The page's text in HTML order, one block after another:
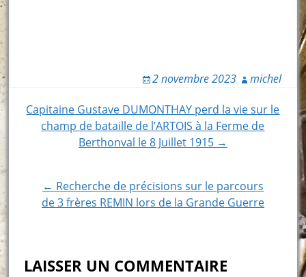
2 novembre 2023 michel
Post
navigation
Capitaine Gustave DUMONTHAY perd la vie sur le
champ de bataille de l’ARTOIS à la Ferme de
Berthonval le 8 Juillet 1915 →
← Recherche de précisions sur le parcours
de 3 frères REMIN lors de la Grande Guerre
LAISSER UN COMMENTAIRE